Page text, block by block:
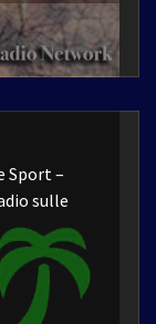
Sport –
sulle